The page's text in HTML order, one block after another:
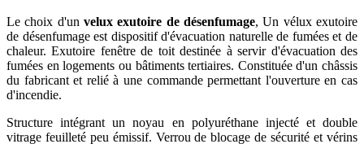
Le choix d'un velux exutoire de désenfumage, Un vélux exutoire
de désenfumage est dispositif d'évacuation naturelle de fumées et de
chaleur. Exutoire fenêtre de toit destinée à servir d'évacuation des
fumées en logements ou bâtiments tertiaires. Constituée d'un châssis
du fabricant et relié à une commande permettant l'ouverture en cas
d'incendie.
Structure intégrant un noyau en polyuréthane injecté et double
vitrage feuilleté peu émissif. Verrou de blocage de sécurité et vérins